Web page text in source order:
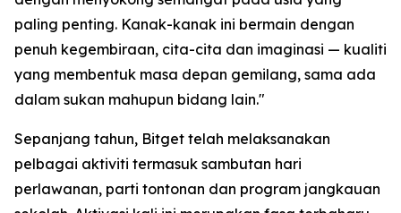
paling penting. Kanak-kanak ini bermain dengan
penuh kegembiraan, cita-cita dan imaginasi — kualiti
yang membentuk masa depan gemilang, sama ada
dalam sukan mahupun bidang lain."
Sepanjang tahun, Bitget telah melaksanakan
pelbagai aktiviti termasuk sambutan hari
perlawanan, parti tontonan dan program jangkauan